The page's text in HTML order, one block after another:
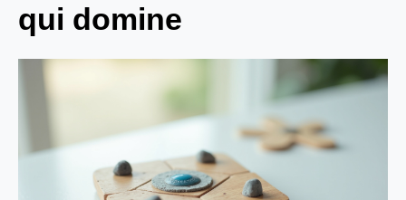
qui domine